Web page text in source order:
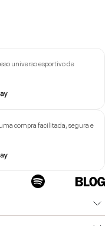
universo esportivo de
compra facilitada, segura e